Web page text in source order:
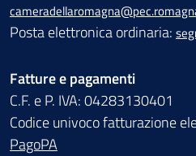
Posta elettronica ordinaria:
Fatture e pagamenti
C.F. e P. IVA: 04283130401
Codice univoco fatturazione
PagoPA